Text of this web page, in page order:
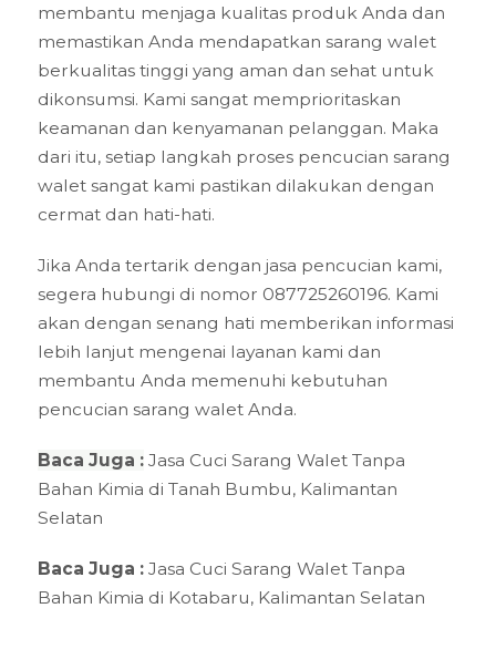
membantu menjaga kualitas produk Anda dan
memastikan Anda mendapatkan sarang walet
berkualitas tinggi yang aman dan sehat untuk
dikonsumsi. Kami sangat memprioritaskan
keamanan dan kenyamanan pelanggan. Maka
dari itu, setiap langkah proses pencucian sarang
walet sangat kami pastikan dilakukan dengan
cermat dan hati-hati.
Jika Anda tertarik dengan jasa pencucian kami,
segera hubungi di nomor 087725260196. Kami
akan dengan senang hati memberikan informasi
lebih lanjut mengenai layanan kami dan
membantu Anda memenuhi kebutuhan
pencucian sarang walet Anda.
Baca Juga : Jasa Cuci Sarang Walet Tanpa
Bahan Kimia di Tanah Bumbu, Kalimantan
Selatan
Baca Juga : Jasa Cuci Sarang Walet Tanpa
Bahan Kimia di Kotabaru, Kalimantan Selatan